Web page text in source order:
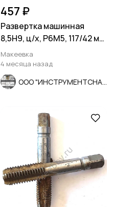
457 ₽
Развертка машинная
8,5Н9, ц/х, Р6М5, 117/42 мм,
ГОСТ 1672-80, СССР
Макеевка
4 месяца назад